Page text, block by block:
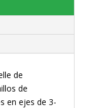
de
de
en ejes de 3-